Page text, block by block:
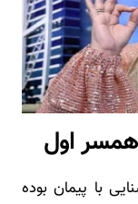
همسر اول
با پیمان بوده